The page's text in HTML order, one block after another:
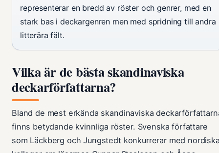
representerar en bredd av röster och genrer, med en
stark bas i deckargenren men med spridning till andra
litterära fält.
Vilka är de bästa skandinaviska
deckarförfattarna?
Bland de mest erkända skandinaviska
finns betydande kvinnliga röster. Svenska författare
som Läckberg och Jungstedt konkurrerar med